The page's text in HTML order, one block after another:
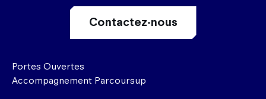
Portes Ouvertes
Accompagnement Parcoursup
Contactez-nous